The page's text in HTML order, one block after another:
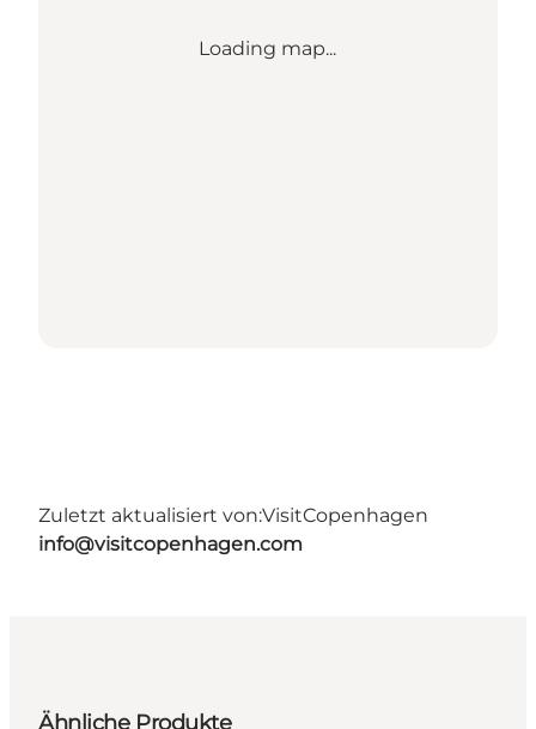
Loading map...
Zuletzt aktualisiert von:VisitCopenhagen
info@visitcopenhagen.com
Ähnliche Produkte